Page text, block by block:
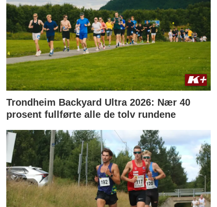
Trondheim Backyard Ultra 2026: Nær 40
prosent fullførte alle de tolv rundene